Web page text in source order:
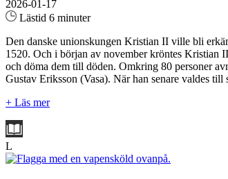
2026-01-17
Lästid 6 minuter
Den danske unionskungen Kristian II ville bli
1520. Och i början av november kröntes Kristian
och döma dem till döden. Omkring 80 personer
Gustav Eriksson (Vasa). När han senare valdes
+ Läs mer
L